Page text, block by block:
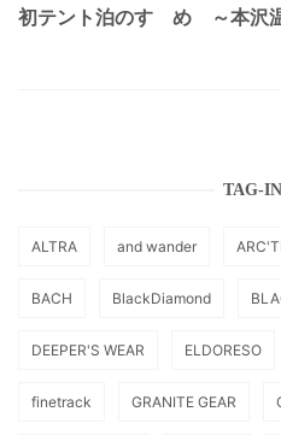
初テント泊のすゝめ ～本沢
TAG-
ALTRA and wander
BACH BlackDiamond
DEEPER'S WEAR ELDORESO
finetrack GRANITE GEAR